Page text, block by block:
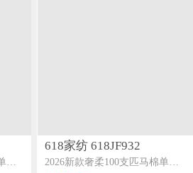
2026新款奢柔100支匹马棉单被套-海岛系列海岛黄
618家纺 618JF932
2026新款奢柔100支匹马棉单被套-海岛系列海岛紫